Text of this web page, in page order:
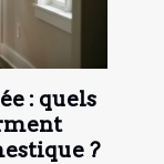
: quels
?